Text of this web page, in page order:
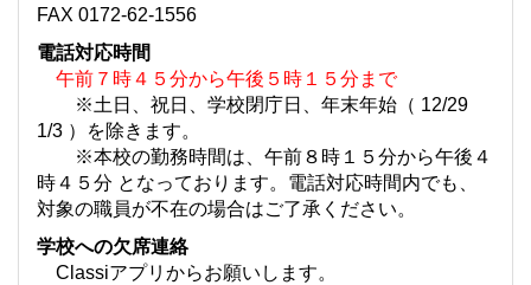
FAX 0172-62-1556
電話対応時間
午前７時４５分から午後５時１５分まで
※土日、祝日、学校閉庁日、年末年始（ 12/29
1/3 ）を除きます。
※本校の勤務時間は、午前８時１５分から午後４
時４５分 となっております。電話対応時間内でも、
対象の職員が不在の場合はご了承ください。
学校への欠席連絡
Classiアプリからお願いします。